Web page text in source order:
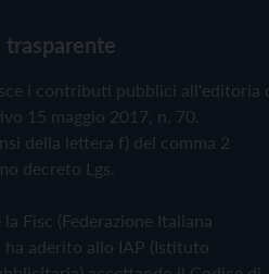
i contributi pubblici all'editoria
15 maggio 2017, n. 70.
della lettera f) del comma 2
decreto Lgs.
Fisc (Federazione Italiana
aderito allo IAP (Istituto